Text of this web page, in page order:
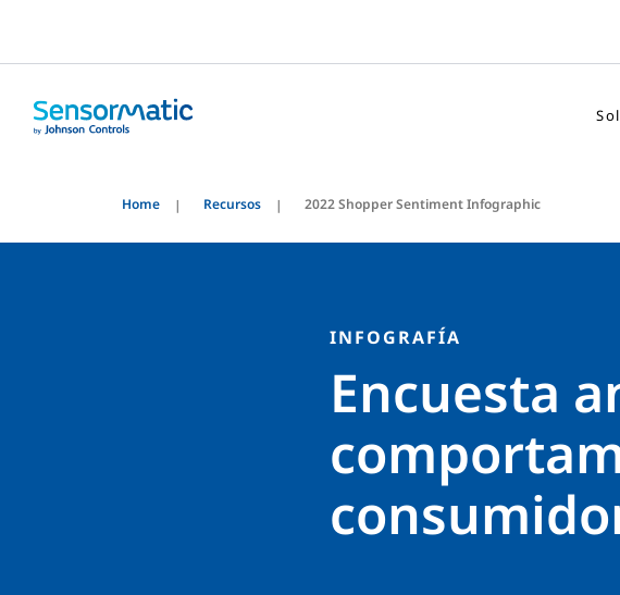
Home Recursos 2022 Shopper Sentiment Infographic
INFOGRAFÍA
Encuesta